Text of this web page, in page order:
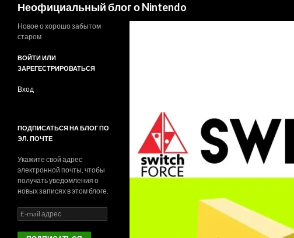
Неофициальный блог о Nintendo
Новое о хорошо забытом
старом
ВОЙТИ ИЛИ
ЗАРЕГЕСТРИРОВАТЬСЯ
Вход
ПОДПИСАТЬСЯ НА БЛОГ ПО
ЭЛ. ПОЧТЕ
Укажите свой адрес
электронной почты, чтобы
получать уведомления о
новых записях в этом блоге.
E
-
m